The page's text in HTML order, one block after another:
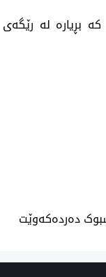
له‌ رێگه‌ی
دەردەکەوێت